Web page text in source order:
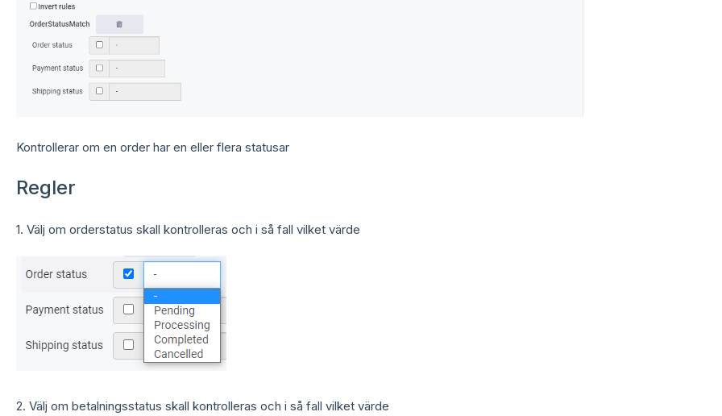
Kontrollerar om en order har en eller flera statusar
Regler
1. Välj om orderstatus skall kontrolleras och i så fall vilket värde
2. Välj om betalningsstatus skall kontrolleras och i så fall vilket värde